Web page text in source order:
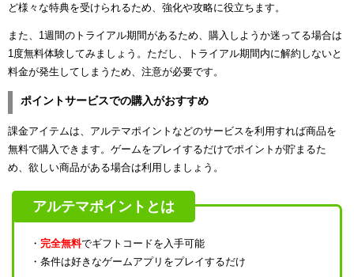
ュー
ど様々な特典を受けられるため、強化や攻略に役立ちます。
また、1週間のトライアル期間があるため、購入しようか迷ってる場合は
1度無料体験してみましょう。ただし、トライアル期間内に解約しないと
料金が発生してしまうため、注意が必要です。
ポイントサービスでの購入がおすすめ
課金アイテムは、アルテマポイントなどのサービスを利用すれば商品を
無料で購入できます。ゲームをプレイするだけでポイントが貯まるた
め、欲しい商品がある場合は利用しましょう。
アルテマポイントとは
・ 完全無料でギフトコードを入手可能
・条件は好きなゲームアプリをプレイするだけ